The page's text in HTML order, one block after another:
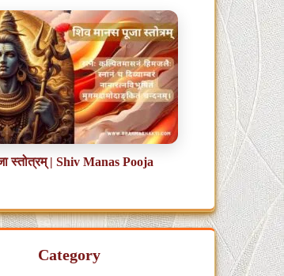
स्तोत्रम् | Shiv Manas Pooja
Category